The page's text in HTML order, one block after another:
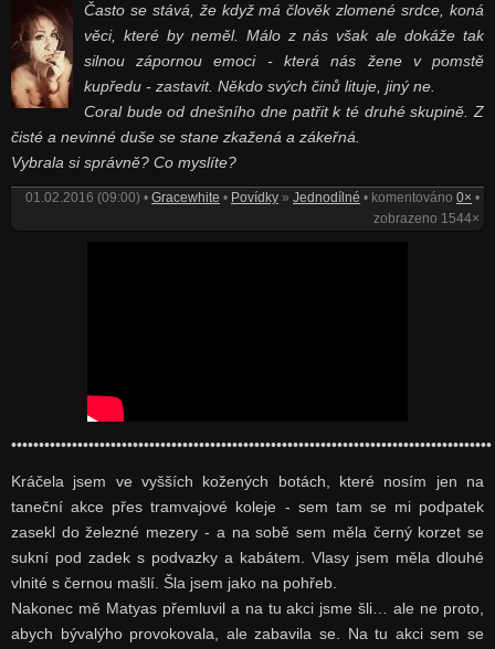
Často se stává, že když má člověk zlomené srdce, koná
věci, které by neměl. Málo z nás však ale dokáže tak
silnou zápornou emoci - která nás žene v pomstě
kupředu - zastavit. Někdo svých činů lituje, jiný ne.
Coral bude od dnešního dne patřit k té druhé skupině. Z
čisté a nevinné duše se stane zkažená a zákeřná.
Vybrala si správně? Co myslíte?
01.02.2016 (09:00) •Gracewhite • Povídky »Jednodílné • komentováno0× •
zobrazeno 1544×
•••••••••••••••••••••••••••••••••••••••••••••••••••••••••••••••••••••••••••••••••••••••
Kráčela jsem ve vyšších kožených botách, které nosím jen na
taneční akce přes tramvajové koleje - sem tam se mi podpatek
zasekl do železné mezery - a na sobě sem měla černý korzet se
sukní pod zadek s podvazky a kabátem. Vlasy jsem měla dlouhé
vlnité s černou mašlí. Šla jsem jako na pohřeb.
Nakonec mě Matyas přemluvil a na tu akci jsme šli… ale ne proto,
abych bývalýho provokovala, ale zabavila se. Na tu akci sem se